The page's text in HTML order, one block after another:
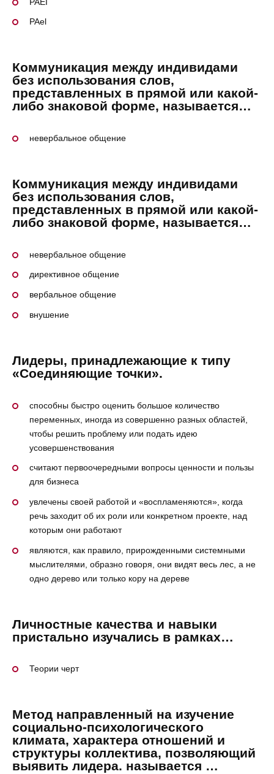
PAel
Коммуникация между индивидами
без использования слов,
представленных в прямой или какой-
либо знаковой форме, называется…
невербальное общение
Коммуникация между индивидами
без использования слов,
представленных в прямой или какой-
либо знаковой форме, называется…
невербальное общение
директивное общение
вербальное общение
внушение
Лидеры, принадлежающие к типу
«Соединяющие точки».
способны быстро оценить большое количество
переменных, иногда из совершенно разных областей,
чтобы решить проблему или подать идею
усовершенствования
считают первоочередными вопросы ценности и пользы
для бизнеса
увлечены своей работой и «воспламеняются», когда
речь заходит об их роли или конкретном проекте, над
которым они работают
являются, как правило, прирожденными системными
мыслителями, образно говоря, они видят весь лес, а не
одно дерево или только кору на дереве
Личностные качества и навыки
пристально изучались в рамках…
Теории черт
Метод направленный на изучение
социально-психологического
климата, характера отношений и
структуры коллектива, позволяющий
выявить лидера. называется …